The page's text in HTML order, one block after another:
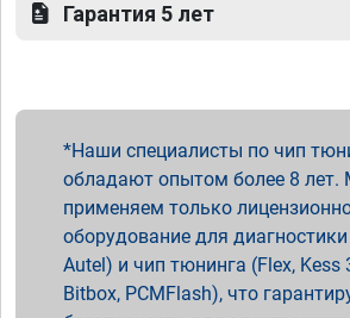
Гарантия 5 лет
Наши специалисты по чип
обладают опытом более 8
применяем только
оборудование для
Autel) и чип тюнинга (Flex, Kess
Bitbox, PCMFlash), что